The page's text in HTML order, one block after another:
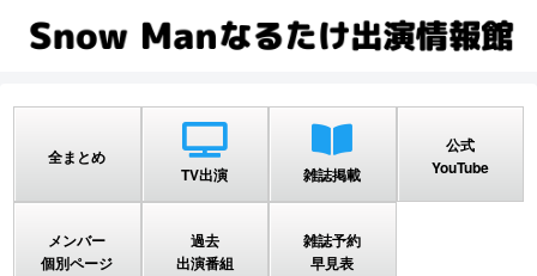
全まとめ
TV出演
雑誌掲載
公式
YouTube
メンバー
個別ページ
過去
出演番組
雑誌予約
早見表